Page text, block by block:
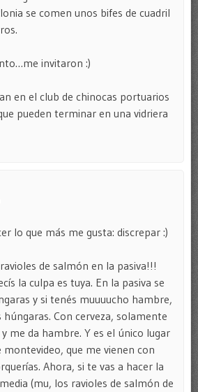
se comen unos bifes de cuadril
invitaron :)
en el club de chinocas portuarios
pueden terminar en una vidriera
lo que más me gusta: discrepar :)
de salmón en la pasiva!!!
la culpa es tuya. En la pasiva se
y si tenés muuuucho hambre,
Con cerveza, solamente
me da hambre. Y es el único lugar
montevideo, que me vienen con
Ahora, si te vas a hacer la
(mu, los ravioles de salmón de